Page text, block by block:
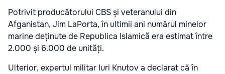
Potrivit producătorului CBS și veteranului din
Afganistan, Jim LaPorta, în ultimii ani numărul minelor
marine deținute de Republica Islamică era estimat între
2.000 și 6.000 de unități.
Ulterior, expertul militar Iuri Knutov a declarat că în